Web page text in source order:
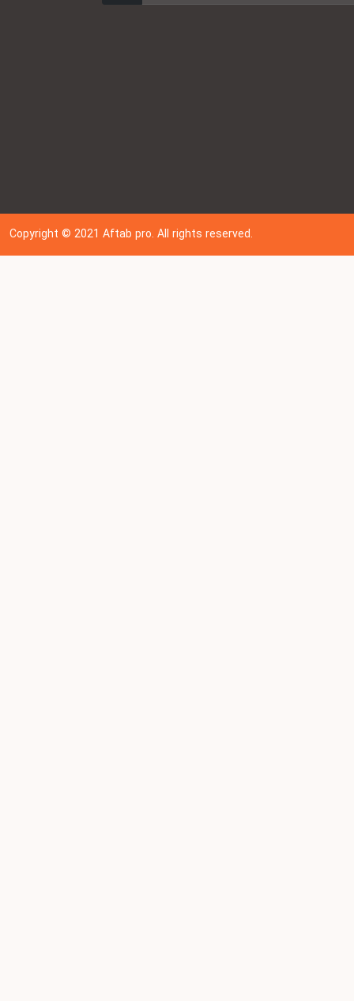
Copyright © 202 1Aftab pro. All rights reserved.